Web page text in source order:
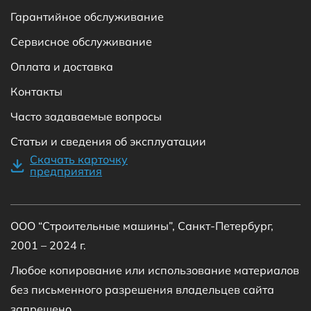
Гарантийное обслуживание
Сервисное обслуживание
Оплата и доставка
Контакты
Часто задаваемые вопросы
Статьи и сведения об эксплуатации
Скачать карточку
предприятия
ООО “Строительные машины”, Санкт-Петербург,
2001 – 2024 г.
Любое копирование или использование материалов
без письменного разрешения владельцев сайта